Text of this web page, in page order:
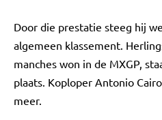
Door die prestatie steeg hij
algemeen klassement.
manches won in de MXGP,
plaats. Koploper Antonio
meer.